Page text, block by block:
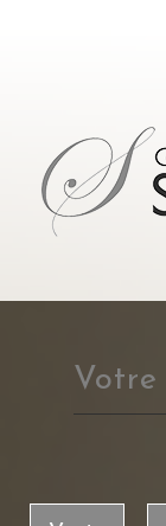
votre